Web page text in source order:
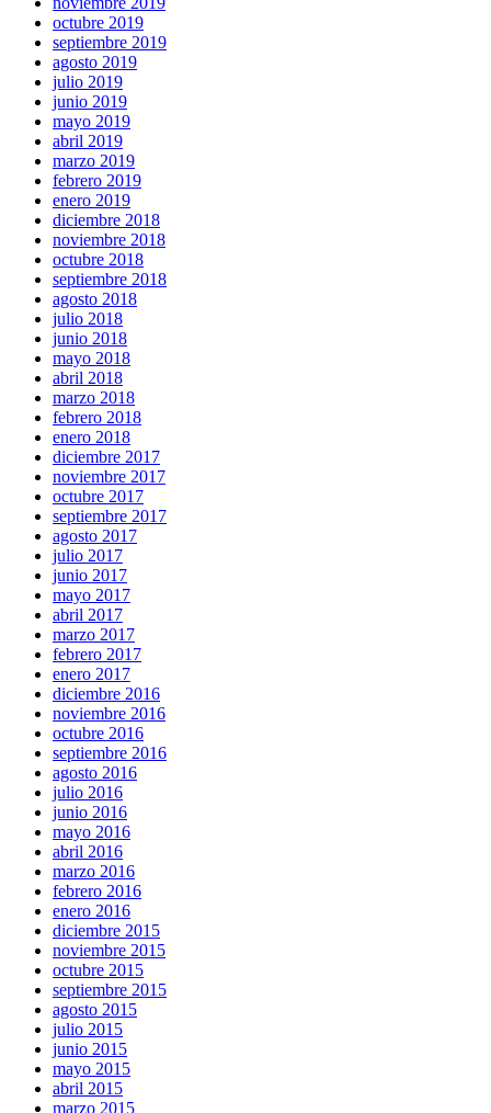
octubre 2019
septiembre 2019
agosto 2019
julio 2019
junio 2019
mayo 2019
abril 2019
marzo 2019
febrero 2019
enero 2019
diciembre 2018
noviembre 2018
octubre 2018
septiembre 2018
agosto 2018
julio 2018
junio 2018
mayo 2018
abril 2018
marzo 2018
febrero 2018
enero 2018
diciembre 2017
noviembre 2017
octubre 2017
septiembre 2017
agosto 2017
julio 2017
junio 2017
mayo 2017
abril 2017
marzo 2017
febrero 2017
enero 2017
diciembre 2016
noviembre 2016
octubre 2016
septiembre 2016
agosto 2016
julio 2016
junio 2016
mayo 2016
abril 2016
marzo 2016
febrero 2016
enero 2016
diciembre 2015
noviembre 2015
octubre 2015
septiembre 2015
agosto 2015
julio 2015
junio 2015
mayo 2015
abril 2015
marzo 2015